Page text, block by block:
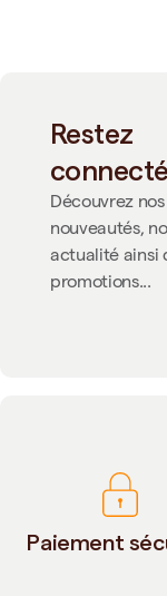
Restez
connecté
Découvrez nos
nouveautés,
actualité ainsi
promotions...
Paiement